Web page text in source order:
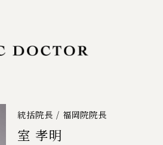
統括院長 / 福岡院院長
室 孝明